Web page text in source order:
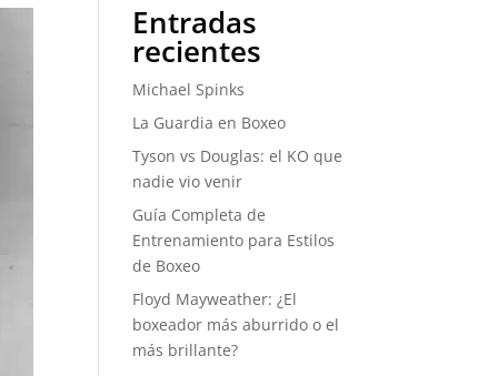
Entradas
recientes
Michael Spinks
La Guardia en Boxeo
Tyson vs Douglas: el KO que
nadie vio venir
Guía Completa de
Entrenamiento para Estilos
de Boxeo
Floyd Mayweather: ¿El
boxeador más aburrido o el
más brillante?